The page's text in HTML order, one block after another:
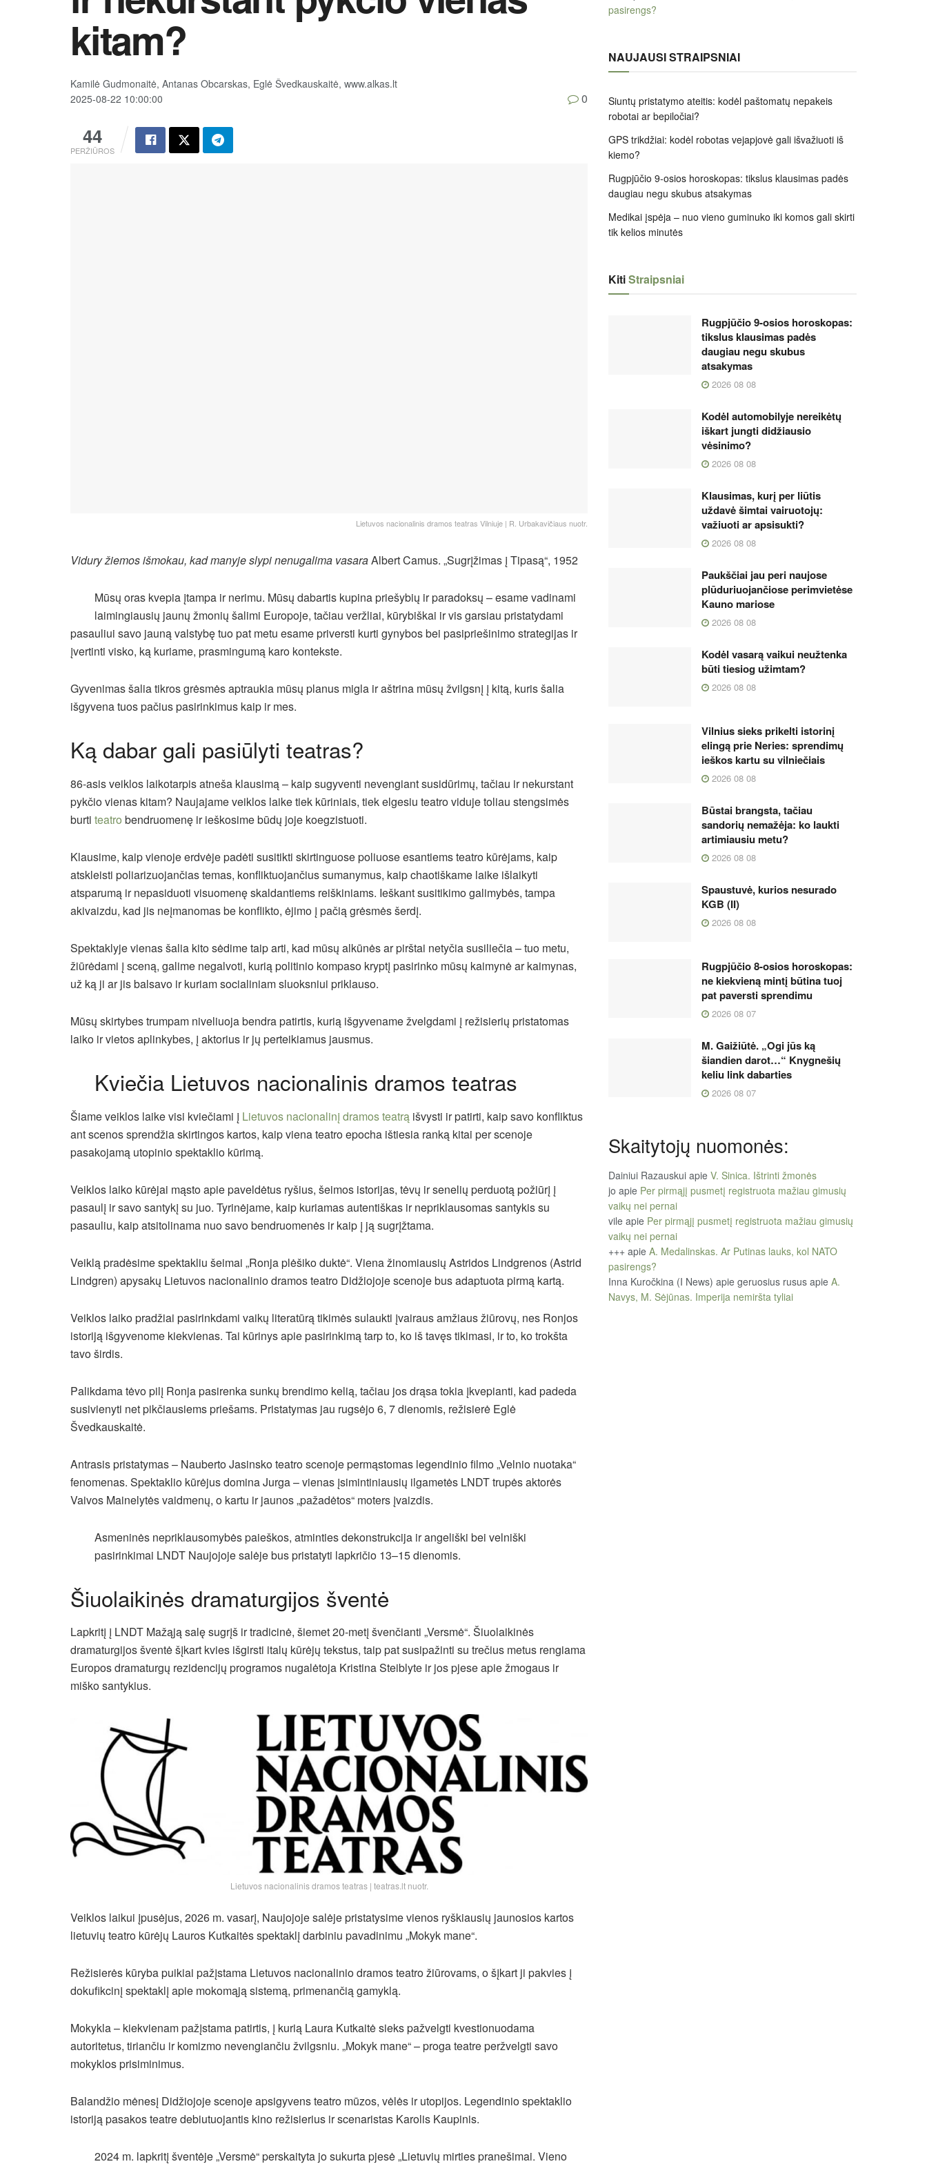
kitam?
Kamilė Gudmonaitė, Antanas Obcarskas, Eglė Švedkauskaitė, www.alkas.lt
2025-08-22 10:00:00
44
PERŽIŪROS
0
Lietuvos nacionalinis dramos teatras Vilniuje | R. Urbakavičiaus nuotr.
Vidury žiemos išmokau, kad manyje slypi nenugalima vasaraAlbert Camus. „Sugrįžimas į Tipasą“, 1952
Mūsų oras kvepia įtampa ir nerimu. Mūsų dabartis kupina priešybių ir paradoksų – esame vadinami
laimingiausių jaunų žmonių šalimi Europoje, tačiau veržliai, kūrybiškai ir vis garsiau pristatydami
pasauliui savo jauną valstybę tuo pat metu esame priversti kurti gynybos bei pasipriešinimo strategijas ir
įvertinti visko, ką kuriame, prasmingumą karo kontekste.
Gyvenimas šalia tikros grėsmės aptraukia mūsų planus migla ir aštrina mūsų žvilgsnį į kitą, kuris šalia
išgyvena tuos pačius pasirinkimus kaip ir mes.
Ką dabar gali pasiūlyti teatras?
86-asis veiklos laikotarpis atneša klausimą – kaip sugyventi nevengiant susidūrimų, tačiau ir nekurstant
pykčiovienas kitam? Naujajame veiklos laike tiek kūriniais, tiek elgesiu teatro viduje toliau stengsimės
burti teatro bendruomenę ir ieškosime būdų joje koegzistuoti.
Klausime, kaip vienoje erdvėje padėti susitikti skirtinguose poliuose esantiems teatro kūrėjams, kaip
atskleisti poliarizuojančias temas, konfliktuojančius sumanymus, kaip chaotiškame laike išlaikyti
atsparumą ir nepasiduoti visuomenę skaldantiems reiškiniams. Ieškant susitikimo galimybės, tampa
akivaizdu, kad jis neįmanomas be konflikto, ėjimo į pačią grėsmės šerdį.
Spektaklyjevienasšalia kito sėdime taip arti, kad mūsų alkūnės ar pirštai netyčia susiliečia – tuo metu,
žiūrėdami į sceną, galime negalvoti, kurią politinio kompaso kryptį pasirinko mūsų kaimynė ar kaimynas,
už ką ji ar jis balsavo ir kuriam socialiniam sluoksniui priklauso.
Mūsų skirtybes trumpam niveliuoja bendra patirtis, kurią išgyvename žvelgdami į režisierių pristatomas
laiko ir vietos aplinkybes, į aktorius ir jų perteikiamus jausmus.
Kviečia Lietuvos nacionalinis dramos teatras
Šiame veiklos laike visi kviečiami į Lietuvos nacionalinį dramos teatrą išvysti ir patirti, kaip savo konfliktus
ant scenos sprendžia skirtingos kartos, kaip viena teatro epocha ištiesia ranką kitai per scenoje
pasakojamą utopinio spektaklio kūrimą.
Veiklos laiko kūrėjai mąsto apie paveldėtus ryšius, šeimos istorijas, tėvų ir senelių perduotą požiūrį į
pasaulį ir savo santykį su juo. Tyrinėjame, kaip kuriamas autentiškas ir nepriklausomas santykis su
pasauliu, kaip atsitolinama nuo savo bendruomenės ir kaip į ją sugrįžtama.
Veiklą pradėsime spektakliu šeimai „Ronja plėšiko duktė“. Viena žinomiausių Astridos Lindgrenos (Astrid
Lindgren) apysakų Lietuvos nacionalinio dramos teatro Didžiojoje scenoje bus adaptuota pirmą kartą.
Veiklos laiko pradžiai pasirinkdami vaikų literatūrą tikimės sulaukti įvairaus amžiaus žiūrovų, nes Ronjos
istoriją išgyvenome kiekvienas. Tai kūrinys apie pasirinkimą tarp to, ko iš tavęs tikimasi, ir to, ko trokšta
tavo širdis.
Palikdama tėvo pilį Ronja pasirenka sunkų brendimo kelią, tačiau jos drąsa tokia įkvepianti, kad padeda
susivienyti net pikčiausiems priešams. Pristatymas jau rugsėjo 6, 7 dienomis, režisierė Eglė
Švedkauskaitė.
Antrasis pristatymas – Nauberto Jasinsko teatro scenoje permąstomas legendinio filmo „Velnio nuotaka“
fenomenas. Spektaklio kūrėjus domina Jurga –vienas įsimintiniausių ilgametės LNDT trupės aktorės
Vaivos Mainelytės vaidmenų, o kartu ir jaunos „pažadėtos“ moters įvaizdis.
Asmeninės nepriklausomybės paieškos, atminties dekonstrukcija ir angeliški bei velniški
pasirinkimai LNDT Naujojoje salėje bus pristatyti lapkričio 13–15 dienomis.
Šiuolaikinės dramaturgijos šventė
Lapkritį į LNDT Mažąją salę sugrįš ir tradicinė, šiemet 20-metį švenčianti „Versmė“. Šiuolaikinės
dramaturgijos šventė šįkart kvies išgirsti italų kūrėjų tekstus, taip pat susipažinti su trečius metus rengiama
Europos dramaturgų rezidencijų programos nugalėtoja Kristina Steiblyte ir jos pjese apie žmogaus ir
miško santykius.
Lietuvos nacionalinis dramos teatras | teatras.lt nuotr.
Veiklos laikui įpusėjus, 2026 m. vasarį, Naujojoje salėje pristatysime vienos ryškiausių jaunosios kartos
lietuvių teatro kūrėjų Lauros Kutkaitės spektaklį darbiniu pavadinimu „Mokyk mane“.
Režisierės kūryba puikiai pažįstama Lietuvos nacionalinio dramos teatro žiūrovams, o šįkart ji pakvies į
dokufikcinį spektaklį apie mokomąją sistemą, primenančią gamyklą.
Mokykla – kiekvienam pažįstama patirtis, į kurią Laura Kutkaitė sieks pažvelgti kvestionuodama
autoritetus, tiriančiu ir komizmo nevengiančiu žvilgsniu. „Mokyk mane“ – proga teatre peržvelgti savo
mokyklos prisiminimus.
Balandžio mėnesį Didžiojoje scenoje apsigyvens teatro mūzos, vėlės ir utopijos. Legendinio spektaklio
istoriją pasakos teatre debiutuojantis kino režisierius ir scenaristas Karolis Kaupinis.
2024 m. lapkritį šventėje „Versmė“ perskaityta jo sukurta pjesė „Lietuvių mirties pranešimai. Vieno
pasirengs?
NAUJAUSI STRAIPSNIAI
Siuntų pristatymo ateitis: kodėl paštomatų nepakeis
robotai ar bepiločiai?
GPS trikdžiai: kodėl robotas vejapjovė gali išvažiuoti iš
kiemo?
Rugpjūčio 9-osios horoskopas: tikslus klausimas padės
daugiau negu skubus atsakymas
Medikai įspėja – nuo vieno guminuko iki komos gali skirti
tik kelios minutės
KitiStraipsniai
Rugpjūčio 9-osios horoskopas:
tikslus klausimas padės
daugiau negu skubus
atsakymas
2026 08 08
Kodėl automobilyje nereikėtų
iškart jungti didžiausio
vėsinimo?
2026 08 08
Klausimas, kurį per liūtis
uždavė šimtai vairuotojų:
važiuoti ar apsisukti?
2026 08 08
Paukščiai jau peri naujose
plūduriuojančiose perimvietėse
Kauno mariose
2026 08 08
Kodėl vasarą vaikui neužtenka
būti tiesiog užimtam?
2026 08 08
Vilnius sieks prikelti istorinį
elingą prie Neries: sprendimų
ieškos kartu su vilniečiais
2026 08 08
Būstai brangsta, tačiau
sandorių nemažėja: ko laukti
artimiausiu metu?
2026 08 08
Spaustuvė, kurios nesurado
KGB (II)
2026 08 08
Rugpjūčio 8-osios horoskopas:
ne kiekvieną mintį būtina tuoj
pat paversti sprendimu
2026 08 07
M. Gaižiūtė. „Ogi jūs ką
šiandien darot…“ Knygnešių
keliu link dabarties
2026 08 07
Skaitytojų nuomonės:
Dainiui Razauskui apie V. Sinica. Ištrinti žmonės
jo apie Per pirmąjį pusmetį registruota mažiau gimusių
vaikų nei pernai
vile apie Per pirmąjį pusmetį registruota mažiau gimusių
vaikų nei pernai
+++ apie A. Medalinskas. Ar Putinas lauks, kol NATO
pasirengs?
Inna Kuročkina (I News) apie geruosius rusus apie A.
Navys, M. Sėjūnas. Imperija nemiršta tyliai